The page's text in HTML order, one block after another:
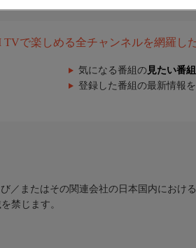
で楽しめる全チャンネルを網羅し
気になる番組の 見たい番組
登録した番組の最新情報
／またはその関連会社の日本国内におけ
禁じます。